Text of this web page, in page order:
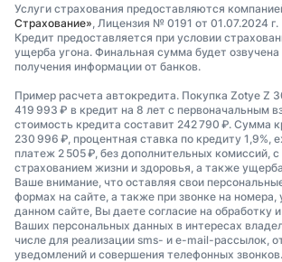
Услуги страхования предоставляются
Страхование» , Лицензия № 0191 от 01.07.2024 г.
Кредит предоставляется при условии
ущерба угона. Финальная сумма будет
получения информации от банков.
Пример расчета автокредита. Покупка Zotye Z
419 993 ₽ в кредит на 8 лет с первоначальным
стоимость кредита составит 242 790 ₽. Сумма
230 996 ₽, процентная ставка по кредиту 1,9%,
платеж 2 505 ₽, без дополнительных комиссий,
страхованием жизни и здоровья, а также
Ваше внимание, что оставляя свои
формах на сайте, а также при звонке на номера,
данном сайте, Вы даете согласие на обработку
Ваших персональных данных в интересах
числе для реализации sms- и e-mail-рассылок,
уведомлений и совершения телефонных звонков.